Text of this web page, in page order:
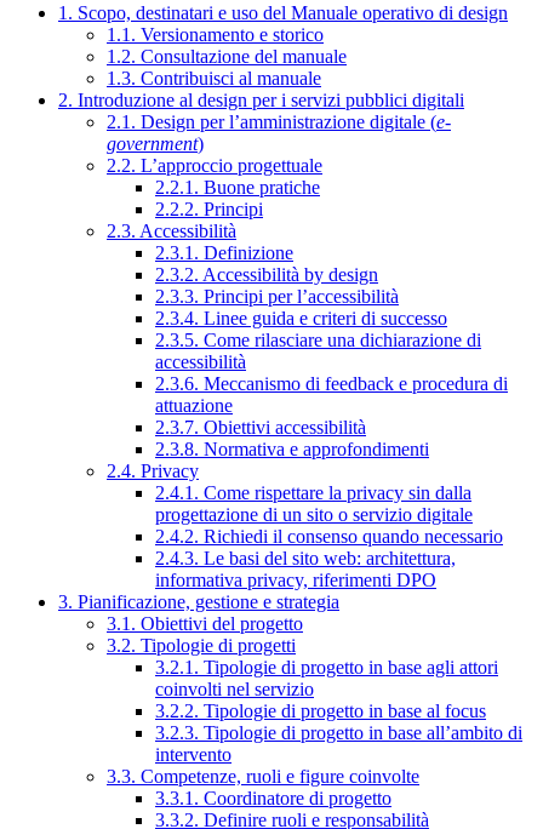
1. Scopo, destinatari e uso del Manuale operativo di design
1.1. Versionamento e storico
1.2. Consultazione del manuale
1.3. Contribuisci al manuale
2. Introduzione al design per i servizi pubblici digitali
2.1. Design per l’amministrazione digitale (e-
government)
2.2. L’approccio progettuale
2.2.1. Buone pratiche
2.2.2. Principi
2.3. Accessibilità
2.3.1. Definizione
2.3.2. Accessibilità by design
2.3.3. Principi per l’accessibilità
2.3.4. Linee guida e criteri di successo
2.3.5. Come rilasciare una dichiarazione di
accessibilità
2.3.6. Meccanismo di feedback e procedura di
attuazione
2.3.7. Obiettivi accessibilità
2.3.8. Normativa e approfondimenti
2.4. Privacy
2.4.1. Come rispettare la privacy sin dalla
progettazione di un sito o servizio digitale
2.4.2. Richiedi il consenso quando necessario
2.4.3. Le basi del sito web: architettura,
informativa privacy, riferimenti DPO
3. Pianificazione, gestione e strategia
3.1. Obiettivi del progetto
3.2. Tipologie di progetti
3.2.1. Tipologie di progetto in base agli attori
coinvolti nel servizio
3.2.2. Tipologie di progetto in base al focus
3.2.3. Tipologie di progetto in base all’ambito di
intervento
3.3. Competenze, ruoli e figure coinvolte
3.3.1. Coordinatore di progetto
3.3.2. Definire ruoli e responsabilità